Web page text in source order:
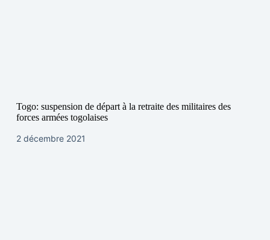
Togo: suspension de départ à la retraite des militaires des
forces armées togolaises
2 décembre 2021